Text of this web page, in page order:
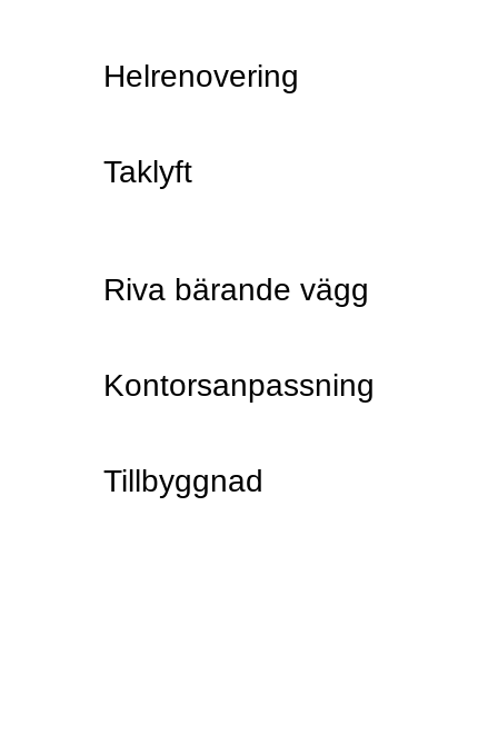
Helrenovering
Taklyft
Riva bärande vägg
Kontorsanpassning
Tillbyggnad